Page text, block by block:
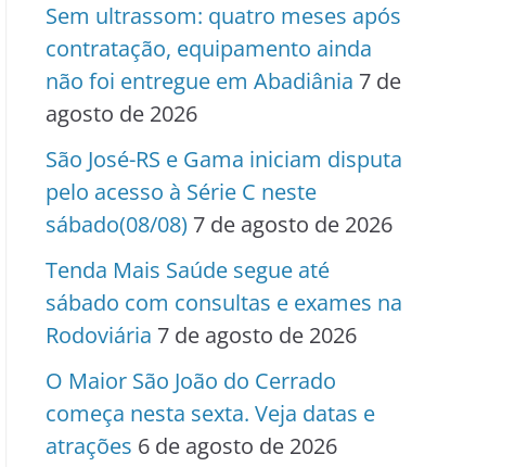
Sem ultrassom: quatro meses após
contratação, equipamento ainda
não foi entregue em Abadiânia 7 de
agosto de 2026
São José-RS e Gama iniciam disputa
pelo acesso à Série C neste
sábado(08/08) 7 de agosto de 2026
Tenda Mais Saúde segue até
sábado com consultas e exames na
Rodoviária 7 de agosto de 2026
O Maior São João do Cerrado
começa nesta sexta. Veja datas e
atrações 6 de agosto de 2026